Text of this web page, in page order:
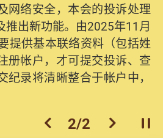
网络安全，本会的投诉处理
推出新功能。由2025年11月
提供基本联络资料（包括姓
册帐户，才可提交投诉、查
纪录将清晰整合于帐户中，
上一个
2/2 下一个开